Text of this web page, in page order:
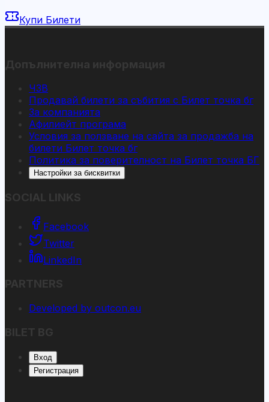
Купи Билети
Допълнителна информация
ЧЗВ
Продавай билети за събития с Билет точка бг
За компанията
Афилиейт програма
Условия за ползване на сайта за продажба на
билети Билет точка бг
Политика за поверителност на Билет точка БГ
Настройки за бисквитки
SOCIAL LINKS
Facebook
Twitter
LinkedIn
PARTNERS
Developed by outcon.eu
BILET BG
Вход
Регистрация